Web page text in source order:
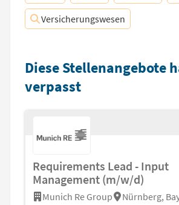
Versicherungswesen
Diese Stellenangebote
verpasst
Requirements Lead - Input
Management (m/w/d)
Munich Re Group Nürnberg,